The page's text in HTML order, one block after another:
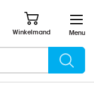
Menu
Winkelmand